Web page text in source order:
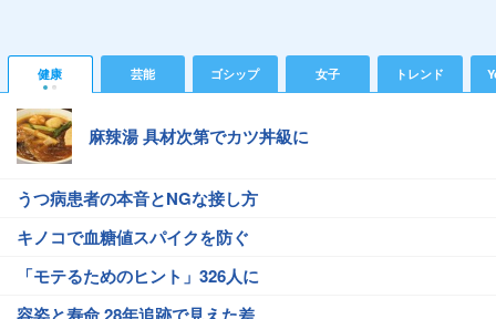
健康 芸能 ゴシップ 女子 トレンド
麻辣湯 具材次第でカツ丼級に
うつ病患者の本音とNGな接し方
キノコで血糖値スパイクを防ぐ
「モテるためのヒント」326人に